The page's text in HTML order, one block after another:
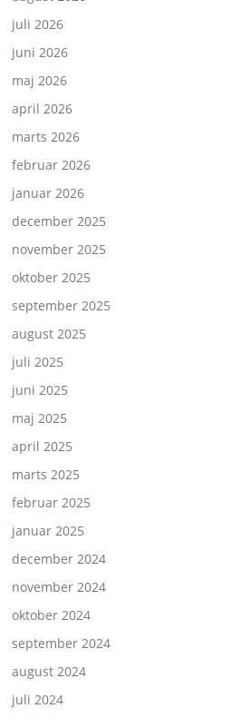
juli 2026
juni 2026
maj 2026
april 2026
marts 2026
februar 2026
januar 2026
december 2025
november 2025
oktober 2025
september 2025
august 2025
juli 2025
juni 2025
maj 2025
april 2025
marts 2025
februar 2025
januar 2025
december 2024
november 2024
oktober 2024
september 2024
august 2024
juli 2024